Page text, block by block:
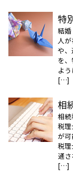
特
結
人
や
を
よ
[…]
相
相
税
が
税
通
[…]